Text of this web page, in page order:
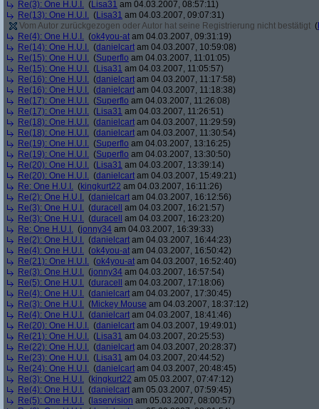
Re(3): One H.U.I. (Lisa31 am 04.03.2007, 08:57:11)
Re(13): One H.U.I. (Lisa31 am 04.03.2007, 09:07:31)
Vom Autor zurückgezogen oder Autor hat seine Registrierung nicht bestätigt (
Re(4): One H.U.I. (ok4you-at am 04.03.2007, 09:31:19)
Re(14): One H.U.I. (danielcart am 04.03.2007, 10:59:08)
Re(15): One H.U.I. (Superflo am 04.03.2007, 11:01:05)
Re(15): One H.U.I. (Lisa31 am 04.03.2007, 11:05:57)
Re(16): One H.U.I. (danielcart am 04.03.2007, 11:17:58)
Re(16): One H.U.I. (danielcart am 04.03.2007, 11:18:38)
Re(17): One H.U.I. (Superflo am 04.03.2007, 11:26:08)
Re(17): One H.U.I. (Lisa31 am 04.03.2007, 11:26:51)
Re(18): One H.U.I. (danielcart am 04.03.2007, 11:29:59)
Re(18): One H.U.I. (danielcart am 04.03.2007, 11:30:54)
Re(19): One H.U.I. (Superflo am 04.03.2007, 13:16:25)
Re(19): One H.U.I. (Superflo am 04.03.2007, 13:30:50)
Re(20): One H.U.I. (Lisa31 am 04.03.2007, 13:39:14)
Re(20): One H.U.I. (danielcart am 04.03.2007, 15:49:21)
Re: One H.U.I. (kingkurt22 am 04.03.2007, 16:11:26)
Re(2): One H.U.I. (danielcart am 04.03.2007, 16:12:56)
Re(3): One H.U.I. (duracell
am 04.03.2007, 16:21:57)
Re(3): One H.U.I. (duracell
am 04.03.2007, 16:23:20)
Re: One H.U.I. (jonny34 am 04.03.2007, 16:39:33)
Re(2): One H.U.I. (danielcart am 04.03.2007, 16:44:23)
Re(4): One H.U.I. (ok4you-at am 04.03.2007, 16:50:42)
Re(21): One H.U.I. (ok4you-at am 04.03.2007, 16:52:40)
Re(3): One H.U.I. (jonny34 am 04.03.2007, 16:57:54)
Re(5): One H.U.I. (duracell
am 04.03.2007, 17:18:06)
Re(4): One H.U.I. (danielcart am 04.03.2007, 17:30:45)
Re(3): One H.U.I. (Mickey Mouse am 04.03.2007, 18:37:12)
Re(4): One H.U.I. (danielcart am 04.03.2007, 18:41:46)
Re(20): One H.U.I. (danielcart am 04.03.2007, 19:49:01)
Re(21): One H.U.I. (Lisa31 am 04.03.2007, 20:25:53)
Re(22): One H.U.I. (danielcart am 04.03.2007, 20:28:37)
Re(23): One H.U.I. (Lisa31 am 04.03.2007, 20:44:52)
Re(24): One H.U.I. (danielcart am 04.03.2007, 20:48:45)
Re(3): One H.U.I. (kingkurt22 am 05.03.2007, 07:47:12)
Re(4): One H.U.I. (danielcart am 05.03.2007, 07:59:45)
Re(5): One H.U.I. ( laservision am 05.03.2007, 08:00:57)